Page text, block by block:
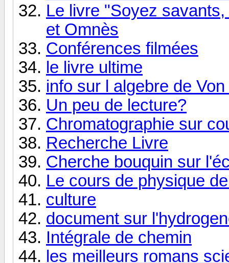
Le livre "Soyez
et Omnès
Conférences filmées
le livre ultime
info sur l algebre de
Un peu de lecture?
Chromatographie sur
Recherche Livre
Cherche bouquin sur
Le cours de physique
culture
document sur
Intégrale de chemin
les meilleurs romans